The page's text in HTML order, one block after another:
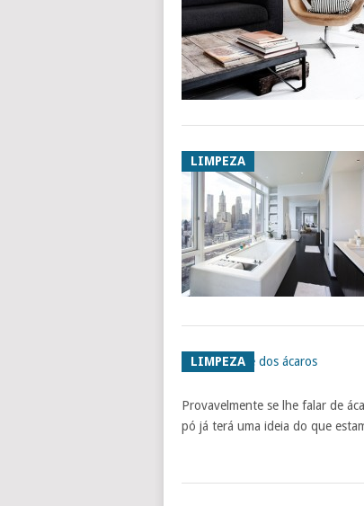
LIMPEZA
LIMPEZA
Provavelmente se lhe falar de
pó já terá uma ideia do que